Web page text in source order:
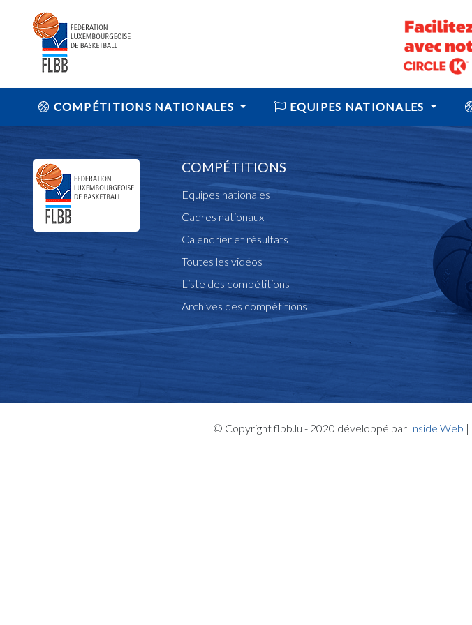
COMPÉTITIONS NATIONALES EQUIPES NATIONALES
COMPÉTITIONS
Equipes nationales
Cadres nationaux
Calendrier et résultats
Toutes les vidéos
Liste des compétitions
Archives des compétitions
© Copyright flbb.lu - 2020 développé par Inside Web |